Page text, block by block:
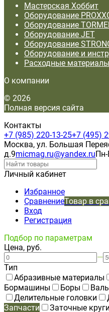
Мастерская Хоббит
Оборудование
Оборудование
Оборудование JET
Оборудование
Оборудование и
Расходные материалы
О компании
© 2026
Полная версия сайта
Контакты
+7 (985) 220-13-25+7 (495)
Москва, ул. Большая
д.9micmag.ru@yandex.ru
Личный кабинет
Избранное
СравнениеТовар в
Вход
Регистрация
Подбор по параметрам
Цена, руб.
—
Тип
Абразивные материалы
Бормашины
Боры
Делительные головки
Запчасти
Заточные круги